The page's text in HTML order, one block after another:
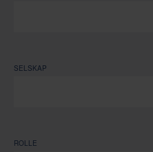
SELSKAP
ROLLE